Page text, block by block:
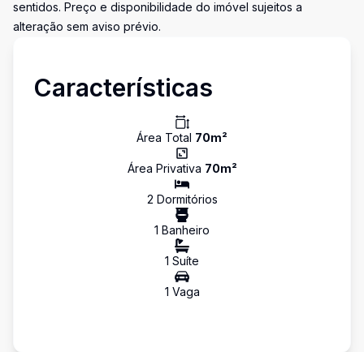
sentidos. Preço e disponibilidade do imóvel sujeitos a
alteração sem aviso prévio.
Características
Área Total 70m²
Área Privativa 70m²
2 Dormitórios
1 Banheiro
1 Suíte
1 Vaga